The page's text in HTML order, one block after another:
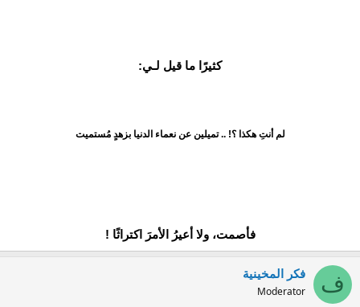
كثيرًا ما قيل لـي:
لم أنتِ هكذا ؟! .. تميلين عن نعماء الدنيا بزهدٍ مُستميت
فأصمت، ولا أعيرُ الأمرَ اكتراثًا !
ف فكر المخينية
Moderator